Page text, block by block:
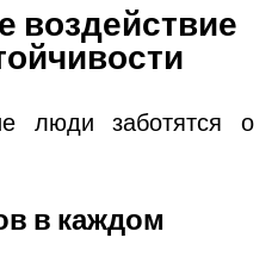
воздействие
люди заботятся о
в каждом